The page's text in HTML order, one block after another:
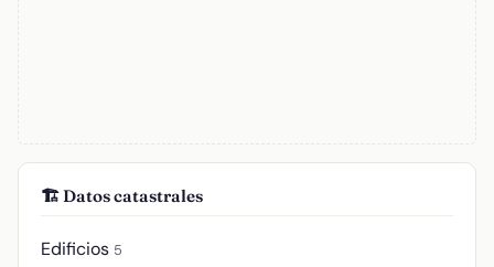
🏗️ Datos catastrales
Edificios 5